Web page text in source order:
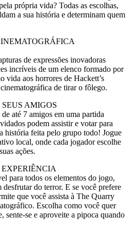
própria vida? Todas as escolhas,
a sua história e determinam quem
de expressões inovadoras
incríveis de um elenco formado por
vida aos horrores de Hackett’s
de tirar o fôlego.
AMIGOS
até 7 amigos em uma partida
podem assistir e votar para
história feita pelo grupo todo! Jogue
local, onde cada jogador escolhe
ações.
para todos os elementos do jogo,
desfrutar do terror. E se você prefere
que você assista à The Quarry
Escolha como você quer
sente-se e aproveite a pipoca quando